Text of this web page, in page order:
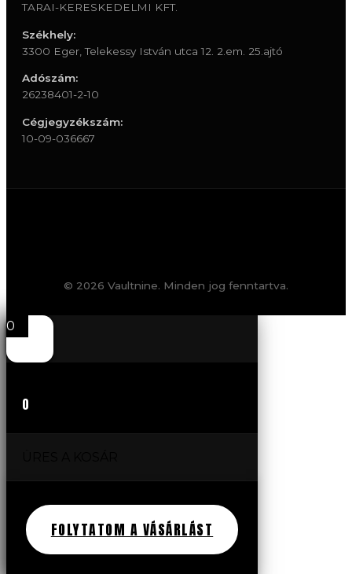
TARAI-KERESKEDELMI KFT.
Székhely:
3300 Eger, Telekessy István utca 12. 2.em. 25.ajtó
Adószám:
26238401-2-10
Cégjegyzékszám:
10-09-036667
© 2026 Vaultnine. Minden jog fenntartva.
0
0
FOLYTATOM A VÁSÁRLÁST